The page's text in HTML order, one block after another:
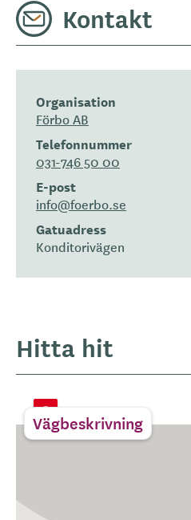
Kontakt
Organisation
Förbo AB
Telefonnummer
031-746 50 00
E-post
info@foerbo.se
Gatuadress
Konditorivägen
Hitta hit
Vägbeskrivning